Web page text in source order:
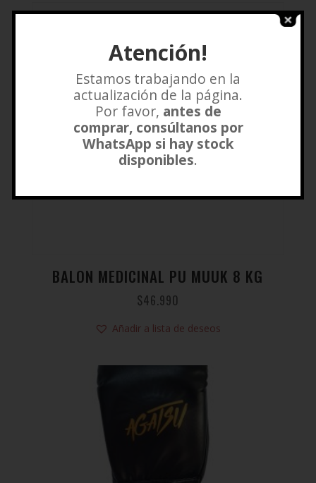
BALON MEDICINAL PU MUUK 8 KG
$46.990
Añadir a lista de deseos
Atención!
Estamos trabajando en la
actualización de la página.
Por favor, antes de
comprar, consúltanos por
WhatsApp si hay stock
disponibles.